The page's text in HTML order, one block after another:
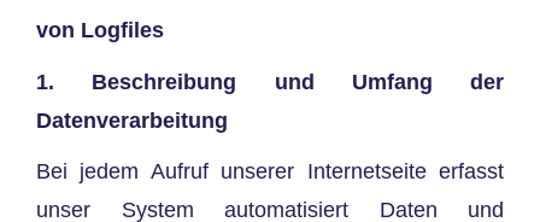
von Logfiles
1. Beschreibung und Umfang der
Datenverarbeitung
Bei jedem Aufruf unserer Internetseite erfasst
unser System automatisiert Daten und